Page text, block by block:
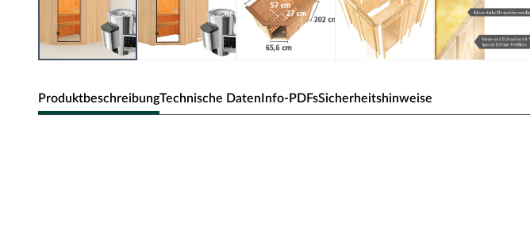
ProduktbeschreibungTechnische DatenInfo-PDFsSicherheitshinweise